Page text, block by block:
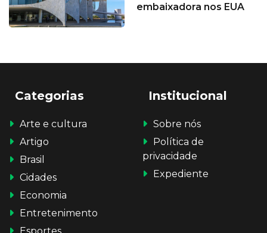
embaixadora nos EUA
Categorias
Arte e cultura
Artigo
Brasil
Cidades
Economia
Entretenimento
Esportes
Institucional
Sobre nós
Política de
privacidade
Expediente